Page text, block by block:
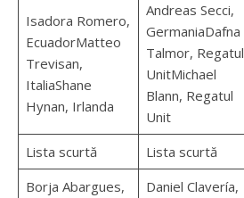
Isadora Romero,
EcuadorMatteo
Trevisan,
ItaliaShane
Hynan, Irlanda
Andreas Secci,
GermaniaDafna
Talmor, Regatul
UnitMichael
Blann, Regatul
Unit
Lista scurtă
Lista scurtă
Borja Abargues,
Daniel Clavería,